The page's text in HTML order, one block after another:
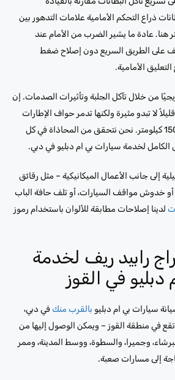
ذراع التحكم الأمامية علامات التدهور بين
كيلومتر هنا. عادة ما يشير الضرب من الأمام عند
على الطريق السريع دون إصلاح ضغط
الأمامية.
من خلال تآكل الجلبة وتأثيرات الصدمات. إن
لا تبدو مثيرة ولكنها تدمر حواف الإطارات
التي تزيد عن 10000-15000 كيلومتر. نحن نتحقق من المحاذاة في كل
لخدمة سيارات بي ام دبليو في دبي.
إلى جانب الأعمال الميكانيكية – مثل رقائق
خدوش مواقف السيارات، أو تلف حافة الباب
لدينا إصلاحات مطابقة للألوان باستخدام رموز
رابيد ريف لخدمة
في القوز
سيارات بي ام دبليو بالقرب منك في دبي،
في منطقة القوز – ويمكن الوصول إليها من
وجميرا، والسطوة، ووسط المدينة، وممر
إلى مسارات صعبة.